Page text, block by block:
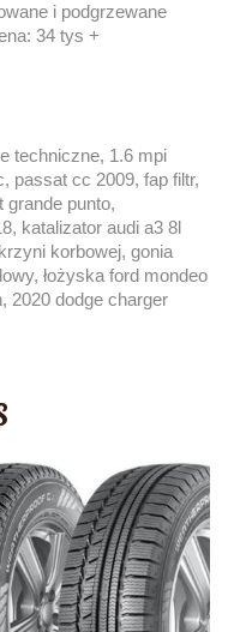
i podgrzewane
34 tys +
techniczne, 1.6 mpi
passat cc 2009, fap filtr,
grande punto,
katalizator audi a3 8l
korbowej, gonia
łożyska ford mondeo
2020 dodge charger